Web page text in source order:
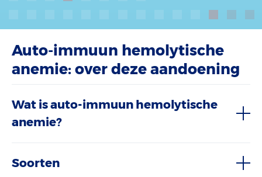
Auto-immuun hemolytische
anemie: over deze aandoening
Wat is auto-immuun hemolytische
anemie?
Soorten